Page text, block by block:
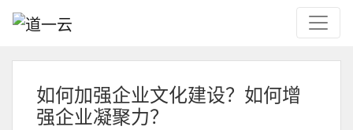
如何加强企业文化建设？如何增
强企业凝聚力？